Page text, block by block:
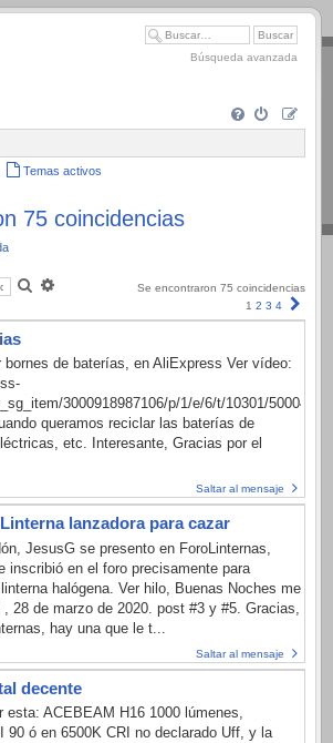
Búsqueda avanzada
Temas activos
75 coincidencias
Buscar
Se encontraron 75 coincidencias
1 2 3 4
de baterías, en AliExpress Ver vídeo:
3000918987106/p/1/e/6/t/10301/
queramos reciclar las baterías de
etc. Interesante, Gracias por el
Saltar al mensaje
lanzadora para cazar
JesusG se presento en ForoLinternas,
inscribió en el foro precisamente para
halógena. Ver hilo, Buenas Noches me
28 de marzo de 2020. post #3 y #5. Gracias,
hay una que le t...
Saltar al mensaje
decente
esta: ACEBEAM H16 1000 lúmenes,
90 ó en 6500K CRI no declarado Uff, y la